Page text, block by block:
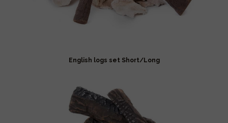
English logs set Short/Long